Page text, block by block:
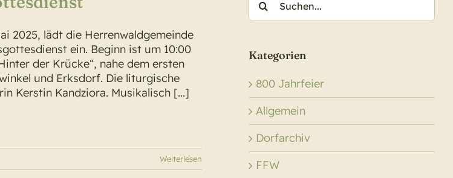
2025, lädt die Herrenwaldgemeinde
ein. Beginn ist um 10:00
der Krücke“, nahe dem ersten
und Erksdorf. Die liturgische
Kerstin Kandziora. Musikalisch [...]
Weiterlesen
nach:
Kategorien
800 Jahrfeier
Allgemein
Dorfarchiv
FFW